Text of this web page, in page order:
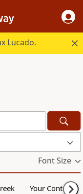
Lucado.
Font Size
Your Content